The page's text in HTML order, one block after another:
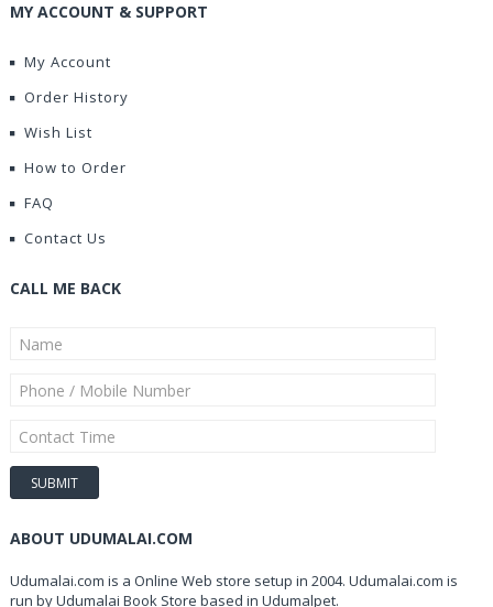
MY ACCOUNT & SUPPORT
My Account
Order History
Wish List
How to Order
FAQ
Contact Us
CALL ME BACK
ABOUT UDUMALAI.COM
Udumalai.com is a Online Web store setup in 2004. Udumalai.com is
run by Udumalai Book Store based in Udumalpet.